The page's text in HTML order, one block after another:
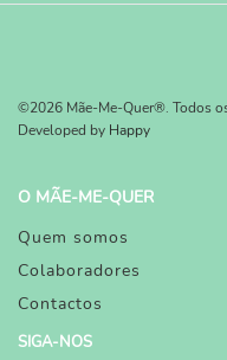
©2026 Mãe-Me-Quer®. Todos
Developed by Happy
O MÃE-ME-QUER
Quem somos
Colaboradores
Contactos
SIGA-NOS